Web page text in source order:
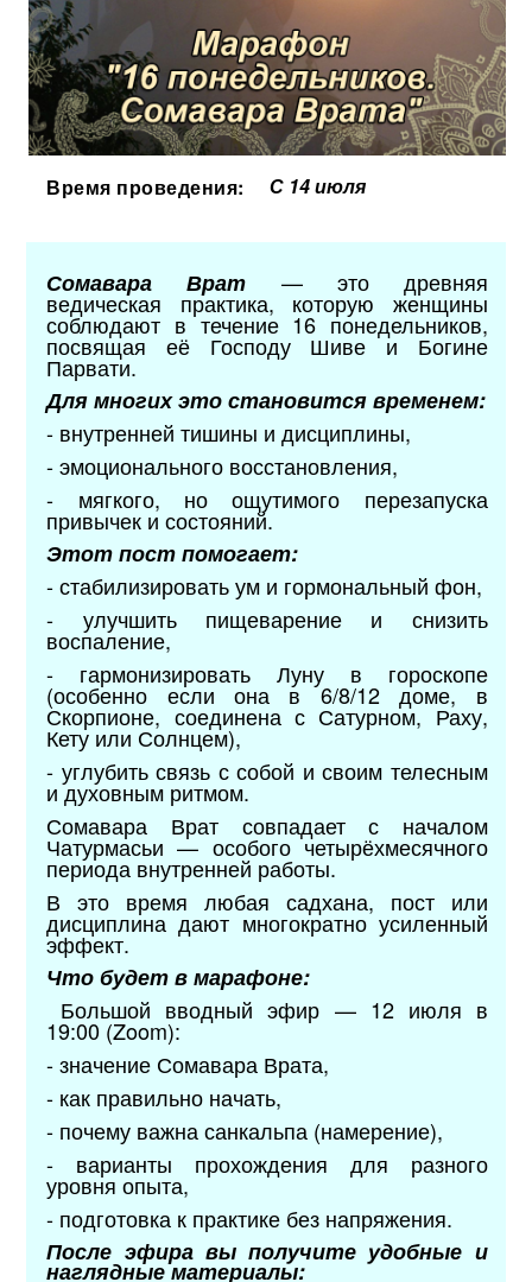
Время проведения: С 14 июля
Сомавара Врат — это древняя
ведическая практика, которую женщины
соблюдают в течение 16 понедельников,
посвящая её Господу Шиве и Богине
Парвати.
Для многих это становится временем:
- внутренней тишины и дисциплины,
- эмоционального восстановления,
- мягкого, но ощутимого перезапуска
привычек и состояний.
Этот пост помогает:
- стабилизировать ум и гормональный фон,
- улучшить пищеварение и снизить
воспаление,
- гармонизировать Луну в гороскопе
(особенно если она в 6/8/12 доме, в
Скорпионе, соединена с Сатурном, Раху,
Кету или Солнцем),
- углубить связь с собой и своим телесным
и духовным ритмом.
Сомавара Врат совпадает с началом
Чатурмасьи — особого четырёхмесячного
периода внутренней работы.
В это время любая садхана, пост или
дисциплина дают многократно усиленный
эффект.
Что будет в марафоне:
Большой вводный эфир — 12 июля в
19:00 (Zoom):
- значение Сомавара Врата,
- как правильно начать,
- почему важна санкальпа (намерение),
- варианты прохождения для разного
уровня опыта,
- подготовка к практике без напряжения.
После эфира вы получите удобные и
наглядные материалы: